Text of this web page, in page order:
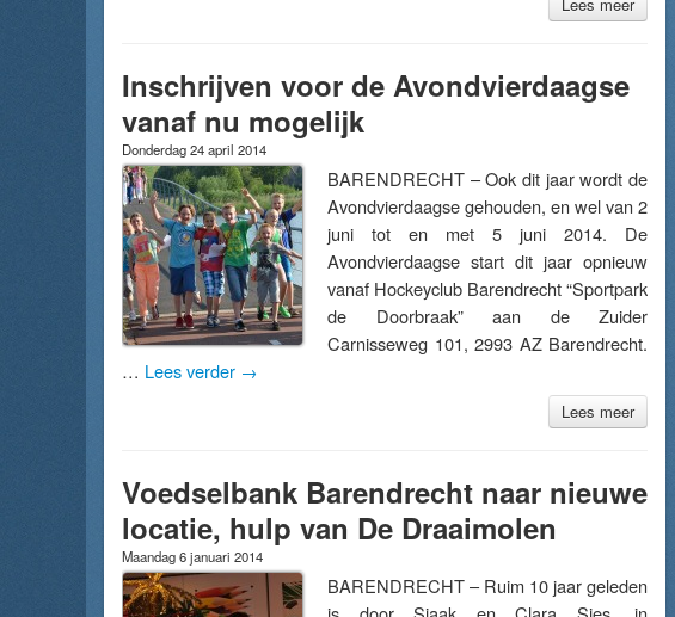
Inschrijven voor de Avondvierdaagse
vanaf nu mogelijk
Donderdag 24 april 2014
BARENDRECHT – Ook dit jaar wordt de
Avondvierdaagse gehouden, en wel van 2
juni tot en met 5 juni 2014. De
Avondvierdaagse start dit jaar opnieuw
vanaf Hockeyclub Barendrecht “Sportpark
de Doorbraak” aan de Zuider
Carnisseweg 101, 2993 AZ Barendrecht.
… Lees verder →
Lees meer
Voedselbank Barendrecht naar nieuwe
locatie, hulp van De Draaimolen
Maandag 6 januari 2014
BARENDRECHT – Ruim 10 jaar geleden